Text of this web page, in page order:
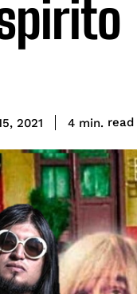
2021 4 min. read